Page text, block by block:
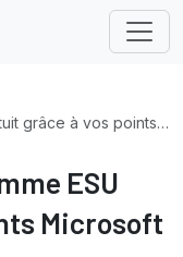
à vos points Microsoft
ESU
Microsoft